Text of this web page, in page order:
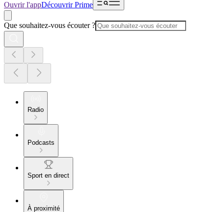
Ouvrir l'appDécouvrir Prime
Que souhaitez-vous écouter ?
Radio
Podcasts
Sport en direct
À proximité